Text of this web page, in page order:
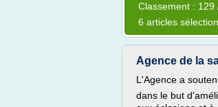
Classement : 129
6 articles
Agence de la
L'Agence a
dans le but